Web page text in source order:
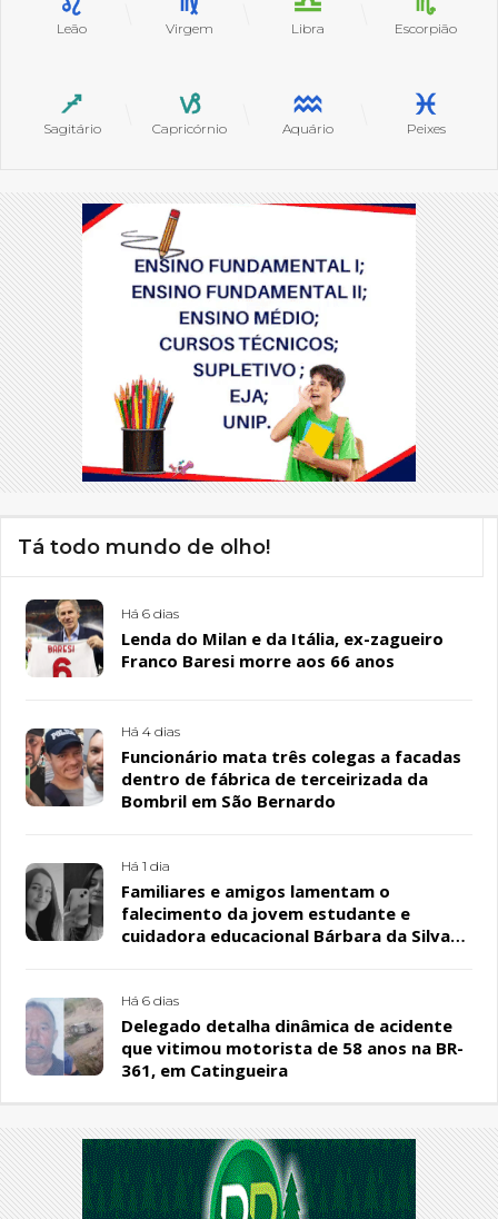
Leão Virgem Libra Escorpião
Sagitário Capricórnio Aquário Peixes
Tá todo mundo de olho!
Há 6 dias
Lenda do Milan e da Itália, ex-zagueiro
Franco Baresi morre aos 66 anos
Há 4 dias
Funcionário mata três colegas a facadas
dentro de fábrica de terceirizada da
Bombril em São Bernardo
Há 1 dia
Familiares e amigos lamentam o
falecimento da jovem estudante e
cuidadora educacional Bárbara da Silva
Há 6 dias
Delegado detalha dinâmica de acidente
que vitimou motorista de 58 anos na BR-
361, em Catingueira